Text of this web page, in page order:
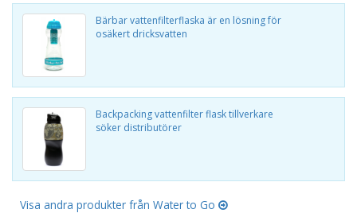
Bärbar vattenfilterflaska är en lösning för
osäkert dricksvatten
Backpacking vattenfilter flask tillverkare
söker distributörer
Visa andra produkter från Water to Go